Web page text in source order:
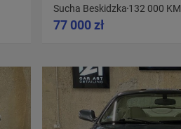
Sucha Beskidzka 132 000 KM
77 000 zł